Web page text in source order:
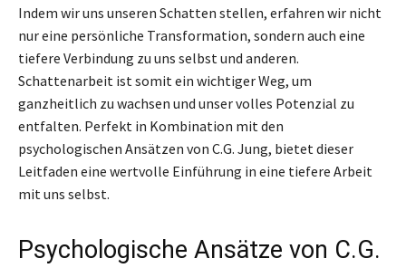
Indem wir uns unseren Schatten stellen, erfahren wir nicht
nur eine persönliche Transformation, sondern auch eine
tiefere Verbindung zu uns selbst und anderen.
Schattenarbeit ist somit ein wichtiger Weg, um
ganzheitlich zu wachsen und unser volles Potenzial zu
entfalten. Perfekt in Kombination mit den
psychologischen Ansätzen von C.G. Jung, bietet dieser
Leitfaden eine wertvolle Einführung in eine tiefere Arbeit
mit uns selbst.
Psychologische Ansätze von C.G.